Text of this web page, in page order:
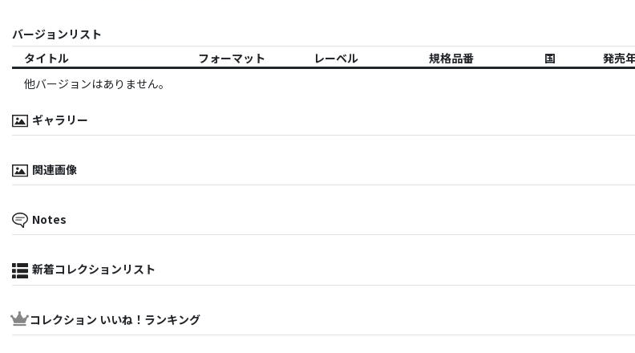
バージョンリスト
タイトル
フォーマット レーベル 規格品番 国
発売
他バージョンはありません。
ギャラリー
関連画像
Notes
新着コレクションリスト
コレクション いいね！ランキング